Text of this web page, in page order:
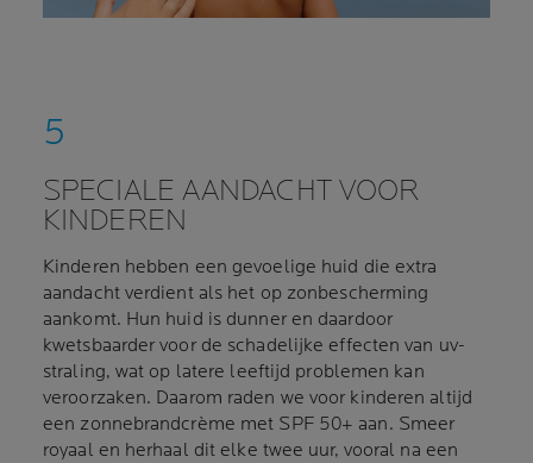
SPECIALE AANDACHT VOOR
KINDEREN
Kinderen hebben een gevoelige huid die extra
aandacht verdient als het op zonbescherming
aankomt. Hun huid is dunner en daardoor
kwetsbaarder voor de schadelijke effecten van uv-
straling, wat op latere leeftijd problemen kan
veroorzaken. Daarom raden we voor kinderen altijd
een zonnebrandcrème met SPF 50+ aan. Smeer
royaal en herhaal dit elke twee uur, vooral na een